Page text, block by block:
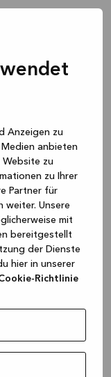
Anzeigen zu
anbieten
zu
zu Ihrer
Partner für
weiter. Unsere
mit
bereitgestellt
der Dienste
hier in unserer
Richtlinie
console for more